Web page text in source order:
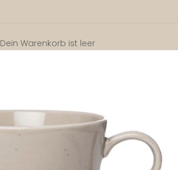
Dein Warenkorb ist leer